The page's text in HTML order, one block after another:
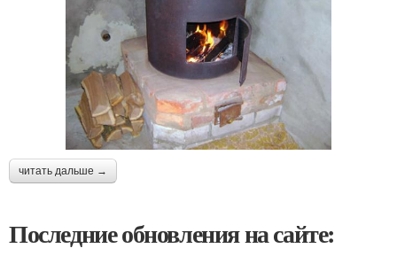
читать дальше →
Последние обновления на сайте: